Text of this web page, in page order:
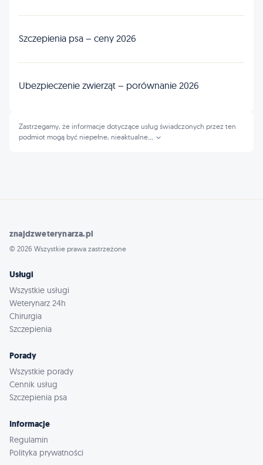
Szczepienia psa – ceny 2026
Ubezpieczenie zwierząt – porównanie 2026
Zastrzegamy, że informacje dotyczące usług świadczonych przez ten
podmiot mogą być niepełne, nieaktualne...
znajdzweterynarza.pl
© 2026 Wszystkie prawa zastrzeżone
Usługi
Wszystkie usługi
Weterynarz 24h
Chirurgia
Szczepienia
Porady
Wszystkie porady
Cennik usług
Szczepienia psa
Informacje
Regulamin
Polityka prywatności